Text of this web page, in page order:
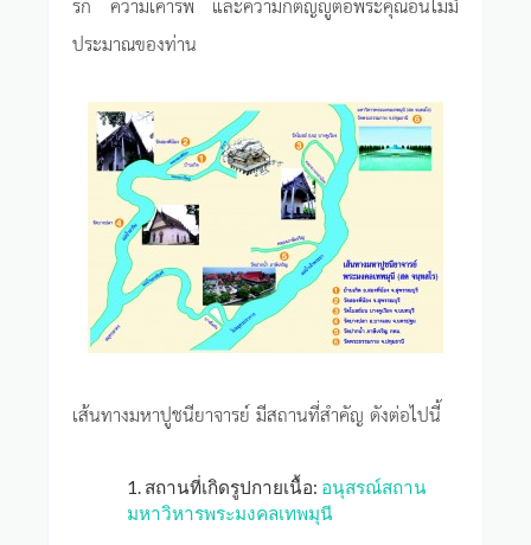
ประมาณของท่าน
เส้นทางมหาปูชนียาจารย์ มีสถานที่สำคัญ ดังต่อไปนี้
1. สถานที่เกิดรูปกายเนื้อ: อนุสรณ์สถาน
มหาวิหารพระมงคลเทพมุนี